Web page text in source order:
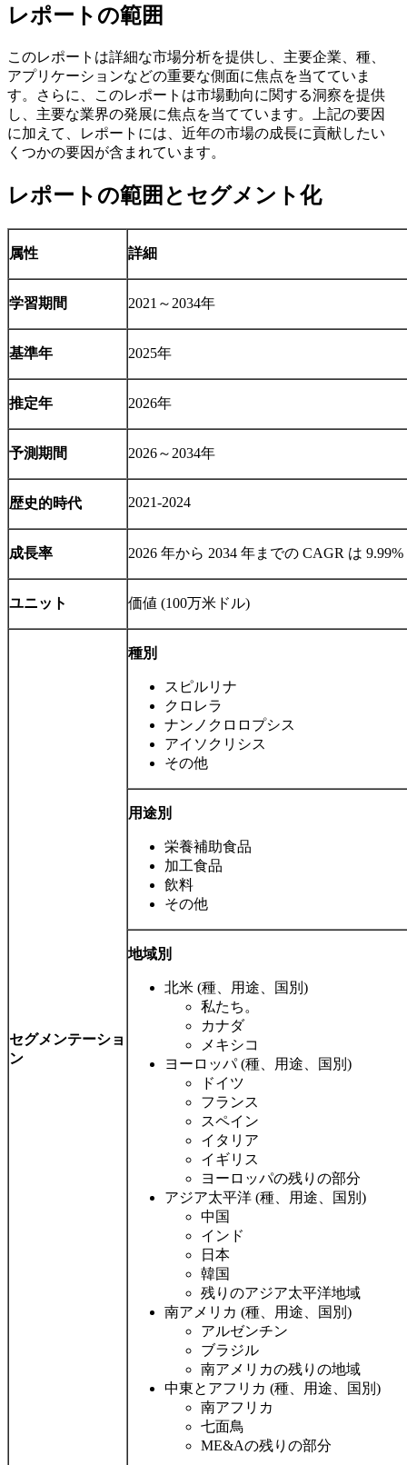
レポートの範囲
このレポートは詳細な市場分析を提供し、主要企業、種、
アプリケーションなどの重要な側面に焦点を当てていま
す。さらに、このレポートは市場動向に関する洞察を提供
し、主要な業界の発展に焦点を当てています。上記の要因
に加えて、レポートには、近年の市場の成長に貢献したい
くつかの要因が含まれています。
レポートの範囲とセグメント化
属性 詳細
学習期間 2021～2034年
基準年 2025年
推定年 2026年
予測期間 2026～2034年
歴史的時代 2021-2024
成長率 2026 年から 2034 年までの CAGR は 9.99%
ユニット 価値 (100万米ドル)
セグメンテーショ
ン
種別
スピルリナ
クロレラ
ナンノクロロプシス
アイソクリシス
その他
用途別
栄養補助食品
加工食品
飲料
その他
地域別
北米 (種、用途、国別)
私たち。
カナダ
メキシコ
ヨーロッパ (種、用途、国別)
ドイツ
フランス
スペイン
イタリア
イギリス
ヨーロッパの残りの部分
アジア太平洋 (種、用途、国別)
中国
インド
日本
韓国
残りのアジア太平洋地域
南アメリカ (種、用途、国別)
アルゼンチン
ブラジル
南アメリカの残りの地域
中東とアフリカ (種、用途、国別)
南アフリカ
七面鳥
ME&Aの残りの部分